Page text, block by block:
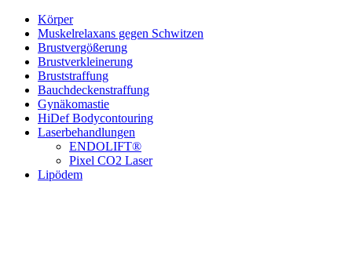
Körper
Muskelrelaxans gegen Schwitzen
Brustvergößerung
Brustverkleinerung
Bruststraffung
Bauchdeckenstraffung
Gynäkomastie
HiDef Bodycontouring
Laserbehandlungen
ENDOLIFT®
Pixel CO2 Laser
Lipödem